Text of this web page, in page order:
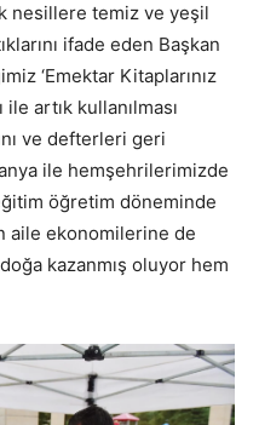
nesillere temiz ve yeşil
ifade eden Başkan
‘Emektar Kitaplarınız
artık kullanılması
ve defterleri geri
ile hemşehrilerimizde
öğretim döneminde
aile ekonomilerine de
kazanmış oluyor hem